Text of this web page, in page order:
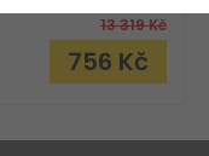
13 319Kč
756 Kč